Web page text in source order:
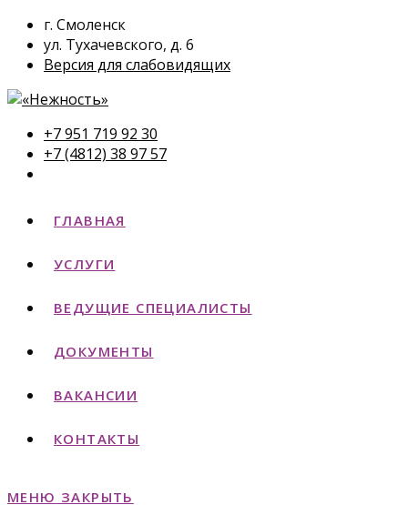
г. Смоленск
ул. Тухачевского, д. 6
Версия для слабовидящих
+7 951 719 92 30
+7 (4812) 38 97 57
ГЛАВНАЯ
УСЛУГИ
ВЕДУЩИЕ СПЕЦИАЛИСТЫ
ДОКУМЕНТЫ
ВАКАНСИИ
КОНТАКТЫ
МЕНЮ ЗАКРЫТЬ